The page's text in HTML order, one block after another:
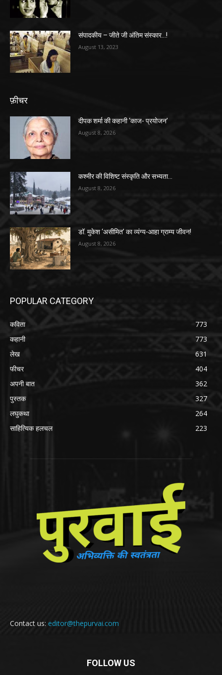
संपादकीय – जीते जी अंतिम संस्कार…!
August 13, 2023
फ़ीचर
दीपक शर्मा की कहानी ‘काज- प्रयोजन’
August 8, 2026
कश्मीर की विशिष्ट संस्कृति और सभ्यता…
August 8, 2026
डॉ. मुकेश ‘असीमित’ का व्यंग्य-आहा ग्राम्य जीवन!
August 8, 2026
POPULAR CATEGORY
कविता
773
कहानी
773
लेख
631
फीचर
404
अपनी बात
362
पुस्तक
327
लघुकथा
264
साहित्यिक हलचल
223
Contact us: editor@thepurvai.com
FOLLOW US